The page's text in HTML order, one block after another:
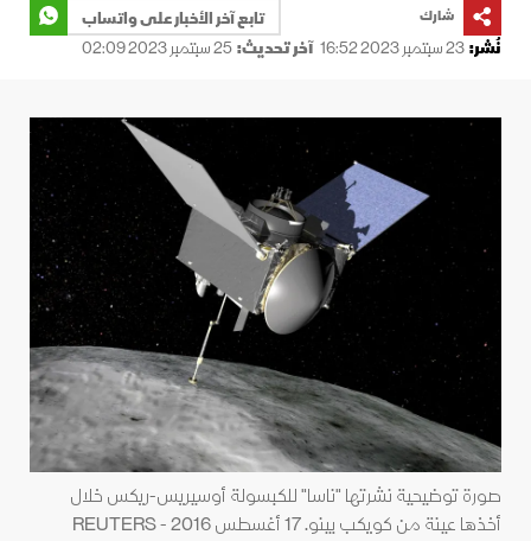
شارك
تابع آخر الأخبار على واتساب
نُشر:23 سبتمبر 2023 16:52 آخر تحديث:25 سبتمبر 2023 02:09
صورة توضيحية نشرتها "ناسا" للكبسولة أوسيريس-ريكس خلال
أخذها عينة من كويكب بينو. 17 أغسطس 2016 - REUTERS